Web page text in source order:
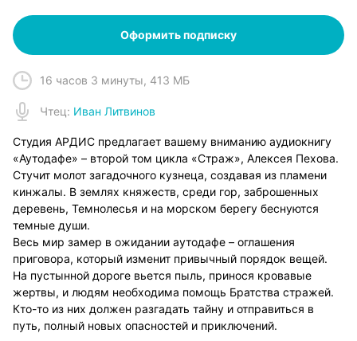
Оформить подписку
16 часов 3 минуты, 413 МБ
Чтец: Иван Литвинов
Студия АРДИС предлагает вашему вниманию аудиокнигу
«Аутодафе» – второй том цикла «Страж», Алексея Пехова.
Стучит молот загадочного кузнеца, создавая из пламени
кинжалы. В землях княжеств, среди гор, заброшенных
деревень, Темнолесья и на морском берегу беснуются
темные души.
Весь мир замер в ожидании аутодафе – оглашения
приговора, который изменит привычный порядок вещей.
На пустынной дороге вьется пыль, принося кровавые
жертвы, и людям необходима помощь Братства стражей.
Кто-то из них должен разгадать тайну и отправиться в
путь, полный новых опасностей и приключений.